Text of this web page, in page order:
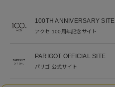
100TH ANNIVERSARY SITE
アクセ 100周年記念サイト
PARIGOT OFFICIAL SITE
パリゴ 公式サイト